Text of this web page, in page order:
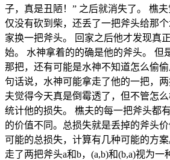
子，真是丑陋！” 之后就消失了。 樵
仅没有砍到柴，还丢了一把斧头给那
家换一把斧头。 回家之后他才发现真
始。 水神拿着的的确是他的斧头。 但
那把，还有可能是水神不知道怎么偷
句话说，水神可能拿走了他的一把，
夫觉得今天真是倒霉透了，但不管怎
统计他的损失。 樵夫的每一把斧头都
的价值不同。总损失就是丢掉的斧头
可能的总损失，计算有几种可能的方
走了两把斧头a和b，(a,b)和(b,a)视为